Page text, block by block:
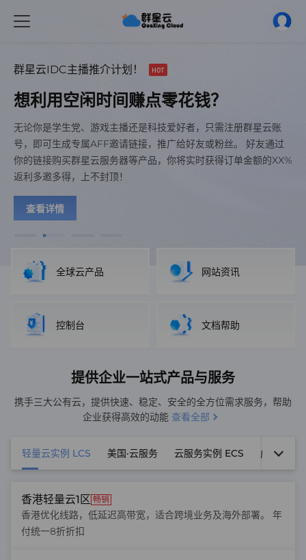
群星云工单服务时间调整
群星云为适应开学后的不确定时间进行工单服务，现在对工单服务
NEW
群星云香港高防虚拟主机上线
专为高防业务设计 提供全力DDoS缓解能力 包含中国大陆优化 买
群星云IDC主播推介计划！ HOT
想利用空闲时间赚点零花钱？
无论你是学生党、游戏主播还是科技爱好者，只需注册群星云账
号，即可生成专属AFF邀请链接，推广给好友或粉丝。 好友通过
你的链接购买群星云服务器等产品，你将实时获得订单金额的XX%
返利多邀多得，上不封顶！
查看详情
星云织锦，数智迎新
香港，美国，中国大陆ECS/轻量云等多款云上服务器均有折
群星云工单服务时间调整
群星云为适应开学后的不确定时间进行工单服务，现在对工单服务
NEW
群星云香港高防虚拟主机上线
专为高防业务设计 提供全力DDoS缓解能力 包含中国大陆优化 买
全球云产品 网站资讯
控制台 文档帮助
提供企业一站式产品与服务
携手三大公有云，提供快速、稳定、安全的全方位需求服务，帮助
企业获得高效的动能 查看全部
轻量云实例 LCS 美国·云服务 云服务实例 ECS 虚拟主机
香港轻量云1区 畅销
香港优化线路，低延迟高带宽，适合跨境业务及海外部署。 年
付统一8折折扣